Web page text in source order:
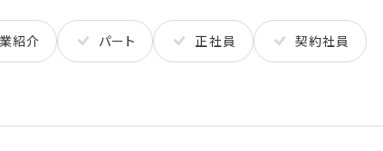
紹介 パート 正社員 契約社員